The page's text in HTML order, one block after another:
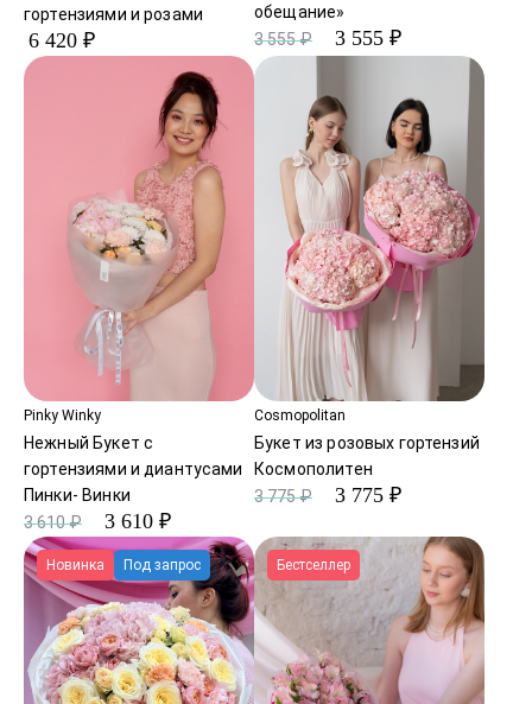
гортензиями и розами
6 420 ₽
обещание»
3 555 ₽
3 555 ₽
Pinky Winky
Нежный Букет с
гортензиями и диантусами
Пинки- Винки
3 610 ₽
3 610 ₽
Cosmopolitan
Букет из розовых гортензий
Космополитен
3 775 ₽
3 775 ₽
Новинка Под запрос Бестселлер